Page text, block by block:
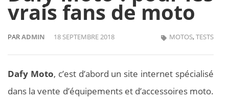
vrais fans de moto
PARADMIN 18 SEPTEMBRE 2018 MOTOS,TESTS
Dafy Moto, c’est d’abord un site internet spécialisé
dans la vente d’équipements et d’accessoires moto.